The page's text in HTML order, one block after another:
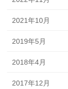
2021年10月
2019年5月
2018年4月
2017年12月